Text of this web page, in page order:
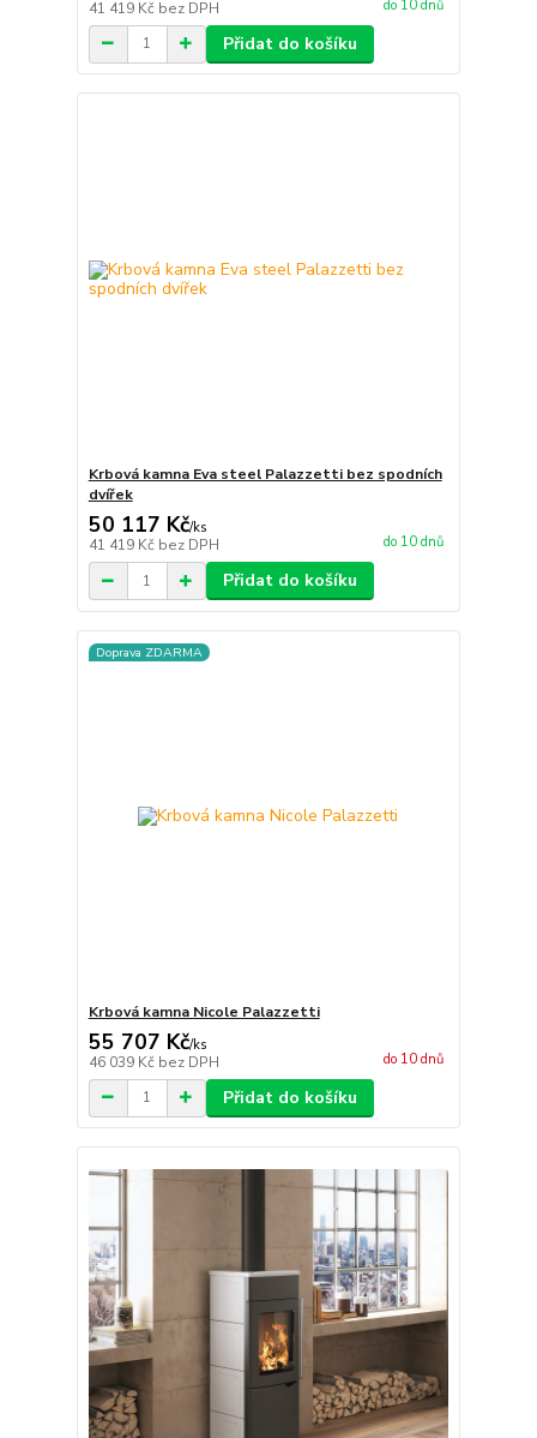
41 419 Kč bez DPH do 10 dnů
Přidat do košíku
Krbová kamna Eva steel Palazzetti bez spodních
dvířek
50 117 Kč/ks
41 419 Kč bez DPH do 10 dnů
Přidat do košíku
Doprava ZDARMA
Krbová kamna Nicole Palazzetti
55 707 Kč/ks
46 039 Kč bez DPH do 10 dnů
Přidat do košíku